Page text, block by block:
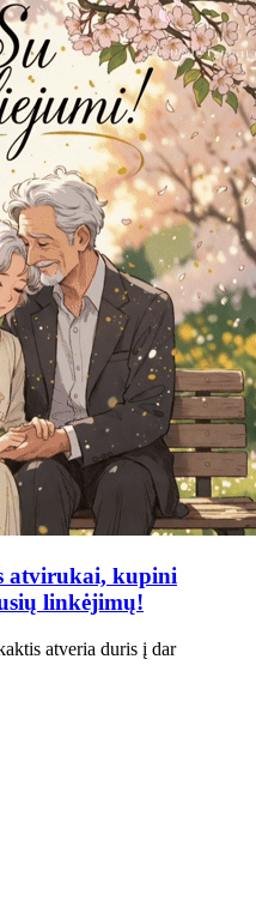
atvirukai, kupini
linkėjimų!
atveria duris į dar